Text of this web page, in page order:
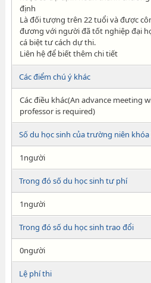
định
Là đối tượng trên 22 tuổi và được
đương với người đã tốt nghiệp đại
cá biệt tư cách dự thi.
Liên hệ để biết thêm chi tiết
Các điểm chú ý khác
Các điều khác(An advance meeting
professor is required)
Số du học sinh của trường niên khóa
1người
Trong đó số du học sinh tư phí
1người
Trong đó số du học sinh trao đổi
0người
Lệ phí thi